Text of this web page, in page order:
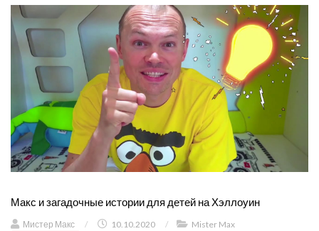
Макс и загадочные истории для детей на Хэллоуин
Мистер Макс / 10.10.2020 / Mister Max